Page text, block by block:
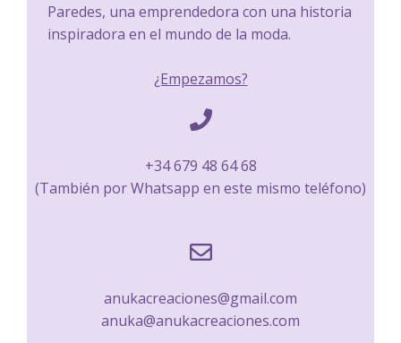
Paredes, una emprendedora con una historia
inspiradora en el mundo de la moda.
¿Empezamos?
+34 679 48 64 68
(También por Whatsapp en este mismo teléfono)
anukacreaciones@gmail.com
anuka@anukacreaciones.com